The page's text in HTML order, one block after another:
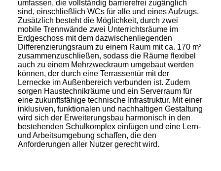
umfassen, die vollständig barrierefrei zugänglich
sind, einschließlich WCs für alle und eines Aufzugs.
Zusätzlich besteht die Möglichkeit, durch zwei
mobile Trennwände zwei Unterrichtsräume im
Erdgeschoss mit dem dazwischenliegenden
Differenzierungsraum zu einem Raum mit ca. 170 m²
zusammenzuschließen, sodass die Räume flexibel
auch zu einem Mehrzweckraum umgebaut werden
können, der durch eine Terrassentür mit der
Lernecke im Außenbereich verbunden ist. Zudem
sorgen Haustechnikräume und ein Serverraum für
eine zukunftsfähige technische Infrastruktur. Mit einer
inklusiven, funktionalen und nachhaltigen Gestaltung
wird sich der Erweiterungsbau harmonisch in den
bestehenden Schulkomplex einfügen und eine Lern-
und Arbeitsumgebung schaffen, die den
Anforderungen aller Nutzer gerecht wird.